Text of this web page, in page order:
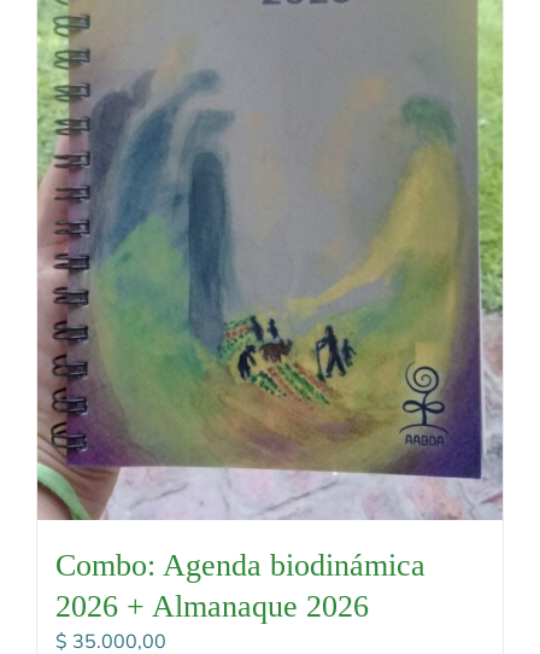
Combo: Agenda biodinámica
2026 + Almanaque 2026
$ 35.000,00